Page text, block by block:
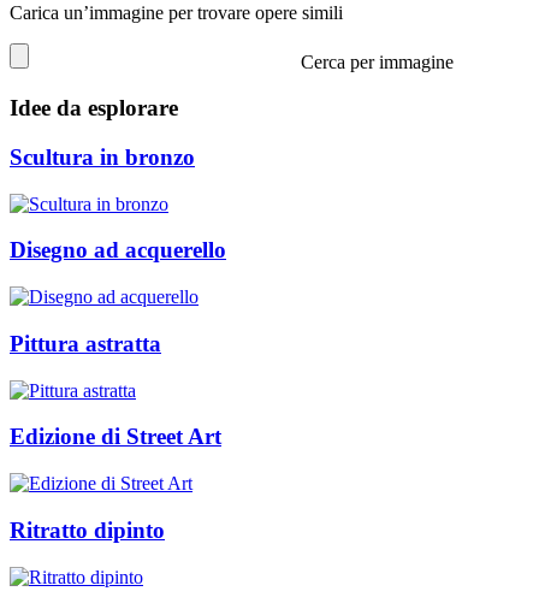
Carica un’immagine per trovare opere simili
Cerca per immagine
Idee da esplorare
Scultura in bronzo
Disegno ad acquerello
Pittura astratta
Edizione di Street Art
Ritratto dipinto